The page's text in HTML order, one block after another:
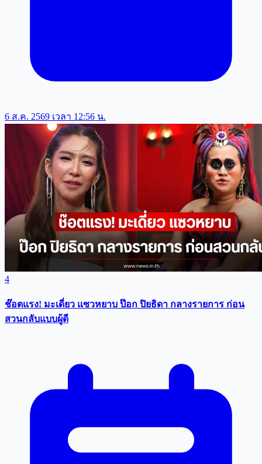
6 ส.ค. 2569 เวลา 12:56 น.
4
ช๊อตแรง! มะเดี่ยว แซวหยาบ ป๊อก ปิยธิดา กลางรายการ ก่อน
สวนกลับแบบผู้ดี